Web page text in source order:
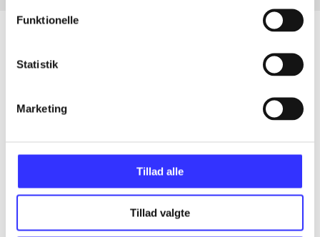
Funktionelle
Statistik
Marketing
Tillad alle
Tillad valgte
...
...